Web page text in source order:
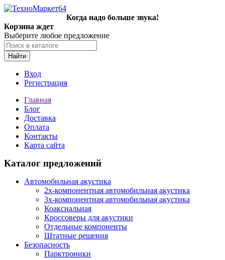
Когда надо больше звука!
Корзина ждет
Выберите любое предложение
Найти
Вход
Регистрация
Главная
Блог
Доставка
Оплата
Контакты
Карта сайта
Каталог предложений
Автомобильная акустика
2х-компонентная автомобильная акустика
3х-компонентная автомобильная акустика
Коаксиальная
Кроссоверы для акустики
Отдельные компоненты
Штатные решения
Безопасность
Парктроники